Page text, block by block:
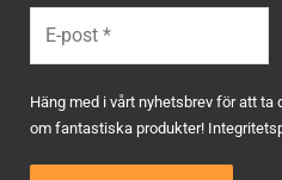
Häng med i vårt nyhetsbrev för att
om fantastiska produkter!